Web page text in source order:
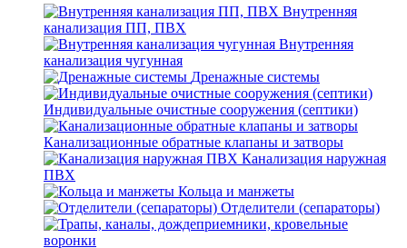
Внутренняя
канализация ПП, ПВХ
Внутренняя
канализация чугунная
Дренажные системы
Индивидуальные очистные сооружения (септики)
Канализационные обратные клапаны и затворы
Канализация наружная
ПВХ
Кольца и манжеты
Отделители (сепараторы)